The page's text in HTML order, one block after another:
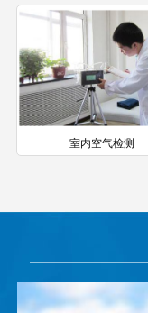
室内空气检测